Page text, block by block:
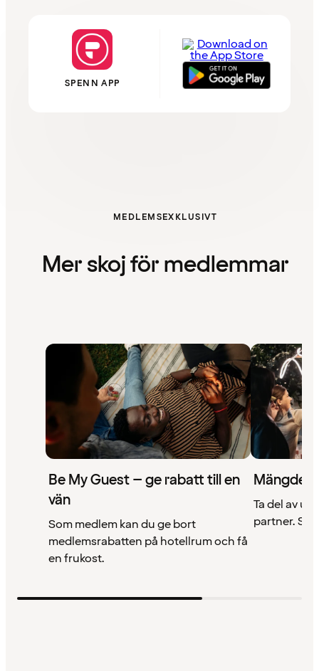
SPENN APP
MEDLEMSEXKLUSIVT
Mer skoj för medlemmar
Be My Guest – ge rabatt till en
vän
Som medlem kan du ge bort
medlemsrabatten på hotellrum och få
en frukost.
Mängder
Ta del av
partner. Se